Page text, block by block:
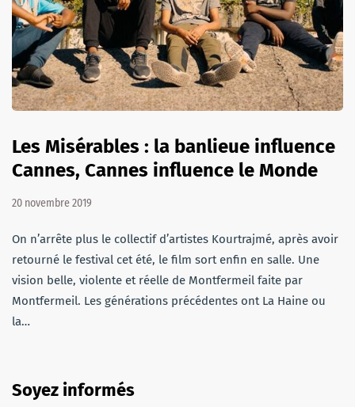
Les Misérables : la banlieue influence
Cannes, Cannes influence le Monde
20 novembre 2019
On n’arrête plus le collectif d’artistes Kourtrajmé, après avoir
retourné le festival cet été, le film sort enfin en salle. Une
vision belle, violente et réelle de Montfermeil faite par
Montfermeil. Les générations précédentes ont La Haine ou
la…
Soyez informés